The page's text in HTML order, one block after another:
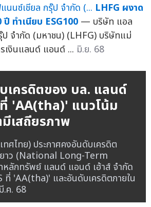
LHFG ผงาด
ทำเนียบ ESG100 — บริษัท แอล
ป จำกัด (มหาชน) (LHFG) บริษัทแม่
เงินแลนด์ แอนด์ ... มิ.ย. 68
ครดิตของ บล. แลนด์
'AA(tha)' แนวโน้ม
เสถียรภาพ
ทศไทย) ประกาศคงอันดับเครดิต
ยาว (National Long-Term
ลักทรัพย์ แลนด์ แอนด์ เฮ้าส์ จำกัด
ที่ 'AA(tha)' และอันดับเครดิตภายใน
มี.ค. 68